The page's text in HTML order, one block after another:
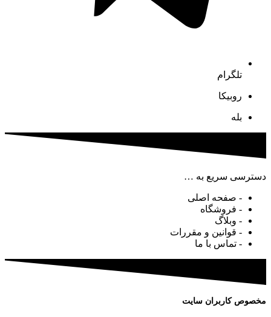
تلگرام
روبیکا
بله
دسترسی سریع به …
- صفحه اصلی
- فروشگاه
- وبلاگ
- قوانین و مقررات
- تماس با ما
مخصوص کاربران سایت